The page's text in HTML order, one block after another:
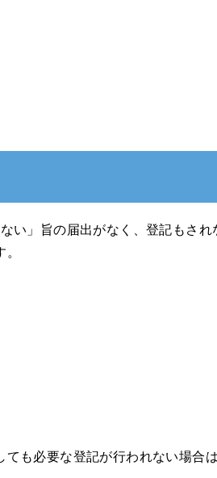
い」旨の届出がなく、登記もされ
も必要な登記が行われない場合